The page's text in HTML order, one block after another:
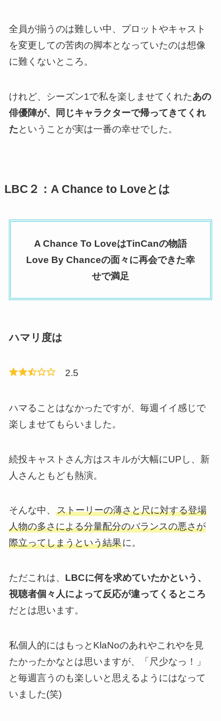
全員が揃うのは難しい中、プロットやキャスト
を変更しての苦肉の脚本となっていたのは想像
に難くないところ。
けれど、 シーズン1で私を楽しませてくれたあの
俳優陣が、同じキャラクターで帰ってきてくれ
たということが実は一番の幸せでした。
LBC２：A Chance to Loveとは
A Chance To LoveはTinCanの物語
Love By Chanceの面々に再会できた幸
せで満足
ハマリ度は
2.5
ハマることはなかったですが、 毎週イイ感じで
楽しませてもらいました。
続投キャストさん方はスキルが大幅にUPし、新
人さんともども熱演。
そんな中、 ストーリーの薄さと尺に対する登場
人物の多さによる分量配分のバランスの悪さが
際立ってしまうという結果に。
ただこれは、 LBCに何を求めていたかという、
視聴者個々人によって反応が違ってくるところ
だとは思います。
私個人的にはもっとKlaNoのあれやこれやを見
たかったかなとは思いますが、「尺少なっ！」
と毎週言うのも楽しいと思えるようにはなって
いました(笑)